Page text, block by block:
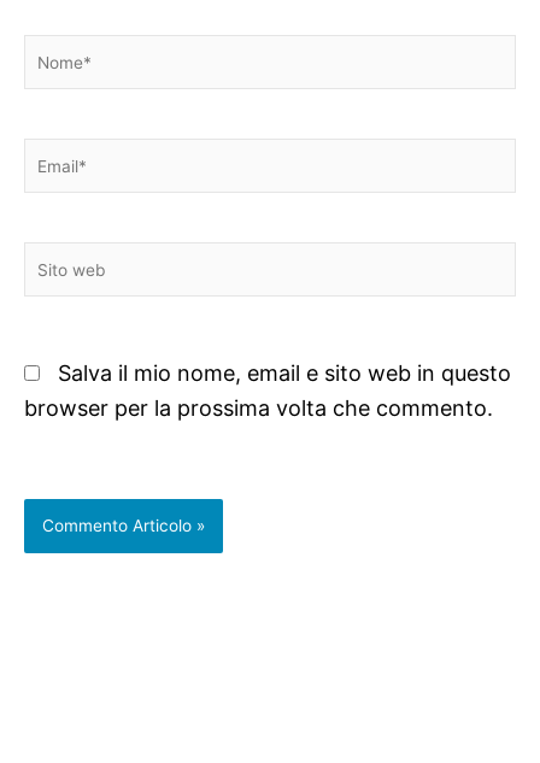
Nome*
Email*
Sito
web
Salva il mio nome, email e sito web in questo
browser per la prossima volta che commento.